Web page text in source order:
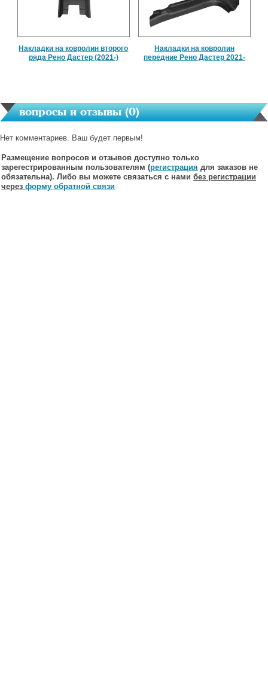
Накладки на ковролин второго
ряда Рено Дастер (2021-)
Накладки на ковролин
передние Рено Дастер 2021-
вопросы и отзывы (0)
Нет комментариев. Ваш будет первым!
Размещение вопросов и отзывов доступно только
зарегестрированным пользователям (регистрация для заказов не
обязательна). Либо вы можете связаться с нами без регистрации
через форму обратной связи